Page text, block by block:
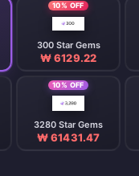
10% OFF
300 Star Gems
₩ 6129.22
10% OFF
3280 Star Gems
₩ 61431.47